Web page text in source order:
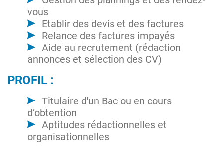
vous
Etablir des devis et des factures
Relance des factures impayés
Aide au recrutement (rédaction
annonces et sélection des CV)
PROFIL :
Titulaire d'un Bac ou en cours
d’obtention
Aptitudes rédactionnelles et
organisationnelles